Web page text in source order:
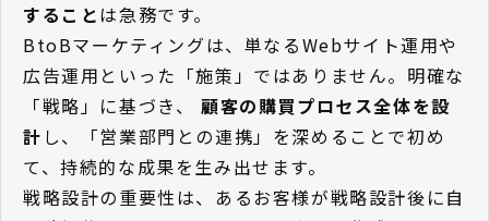
することは急務です。
BtoBマーケティングは、単なるWebサイト運用や
広告運用といった「施策」ではありません。明確な
「戦略」に基づき、 顧客の購買プロセス全体を設
計 し、「営業部門との連携」を深めることで初め
て、持続的な成果を生み出せます。
戦略設計の重要性は、あるお客様が戦略設計後に自